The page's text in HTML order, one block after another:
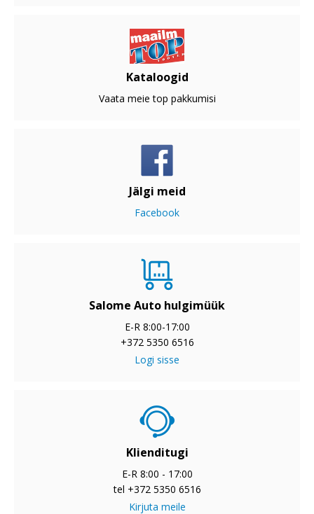
Kataloogid
Vaata meie top pakkumisi
Jälgi meid
Facebook
Salome Auto hulgimüük
E-R 8:00-17:00
+372 5350 6516
Logi sisse
Klienditugi
E-R 8:00 - 17:00
tel +372 5350 6516
Kirjuta meile